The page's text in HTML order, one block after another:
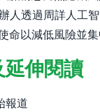
人透過周詳人工
命以減低風險並集
伸閱讀
報道